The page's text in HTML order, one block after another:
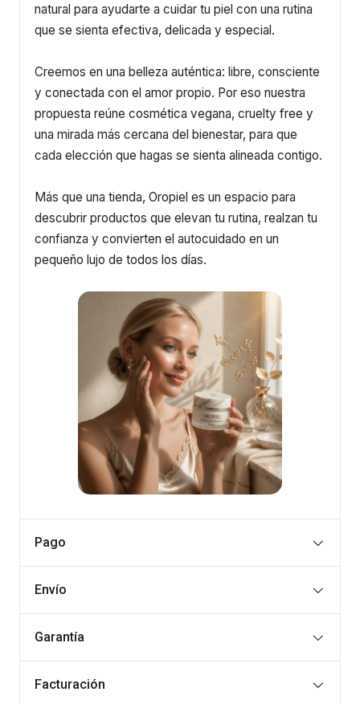
natural para ayudarte a cuidar tu piel con una rutina
que se sienta efectiva, delicada y especial.
Creemos en una belleza auténtica: libre, consciente
y conectada con el amor propio. Por eso nuestra
propuesta reúne cosmética vegana, cruelty free y
una mirada más cercana del bienestar, para que
cada elección que hagas se sienta alineada contigo.
Más que una tienda, Oropiel es un espacio para
descubrir productos que elevan tu rutina, realzan tu
confianza y convierten el autocuidado en un
pequeño lujo de todos los días.
Pago
Envío
Garantía
Facturación